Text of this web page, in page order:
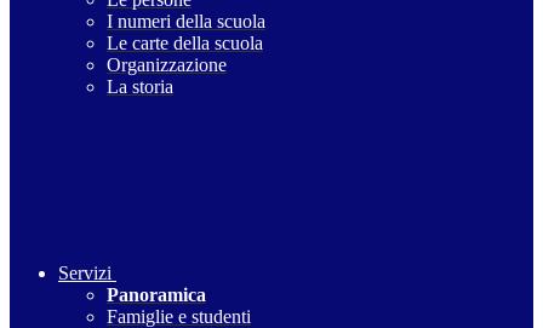
I numeri della scuola
Le carte della scuola
Organizzazione
La storia
Servizi
Panoramica
Famiglie e studenti